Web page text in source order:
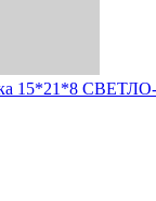
15*21*8